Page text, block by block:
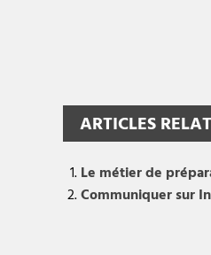
ARTICLES
Le métier de
Communiquer sur